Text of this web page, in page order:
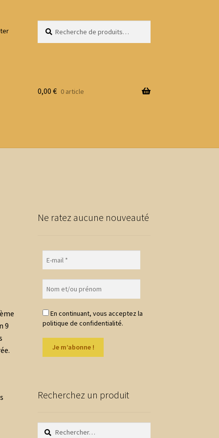
pour :
0,00 € 0 article
9
Ne ratez aucune nouveauté
En continuant, vous acceptez la
politique de confidentialité.
Recherchez un produit
Rechercher :